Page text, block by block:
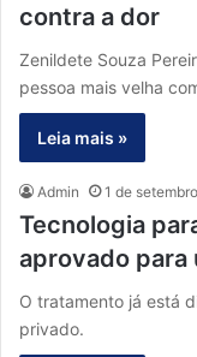
contra a dor
Zenildete Souza
pessoa mais velha
Leia mais »
Admin 1 de
Tecnologia
aprovado para
O tratamento já está
privado.